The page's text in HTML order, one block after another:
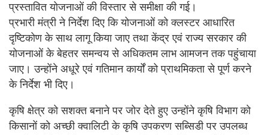
प्रस्तावित योजनाओं की विस्तार से समीक्षा की गई।
प्रभारी मंत्री ने निर्देश दिए कि योजनाओं को क्लस्टर आधारित
दृष्टिकोण के साथ लागू किया जाए तथा केंद्र एवं राज्य सरकार की
योजनाओं के बेहतर समन्वय से अधिकतम लाभ आमजन तक पहुंचाया
जाए। उन्होंने अधूरे एवं गतिमान कार्यों को प्राथमिकता से पूर्ण करने
के निर्देश भी दिए।
कृषि क्षेत्र को सशक्त बनाने पर जोर देते हुए उन्होंने कृषि विभाग को
किसानों को अच्छी क्वालिटी के कृषि उपकरण सब्सिडी पर उपलब्ध